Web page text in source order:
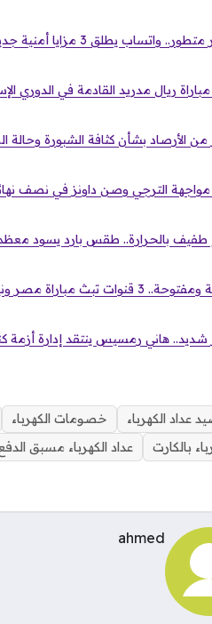
يطلق 3 مزايا أمنية جديدة لحماية خصوصية المستخدمين
ريال مدريد القادمة في الدوري
من الأرصاد بشأن كثافة الشبورة وحالة
الترجي وصن داونز في نصف نهائي
طفيف بالحرارة.. طقس بارد يسود
مباراة مصر ونيجيريا في تصفيات أفريقيا الليلة
هاني رمسيس ينتقد إدارة أزمة كنيسة 15 مايو وتداعياتها على
عداد الكهرباء
خصومات الكهرباء
بالكارت
عداد الكهرباء مسبق الدفع
ahmed